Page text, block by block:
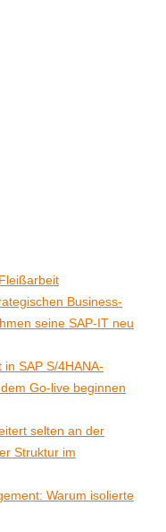
Business-
seine SAP-IT neu
SAP S/4HANA-
Go-live beginnen
selten an der
Struktur im
Warum isolierte